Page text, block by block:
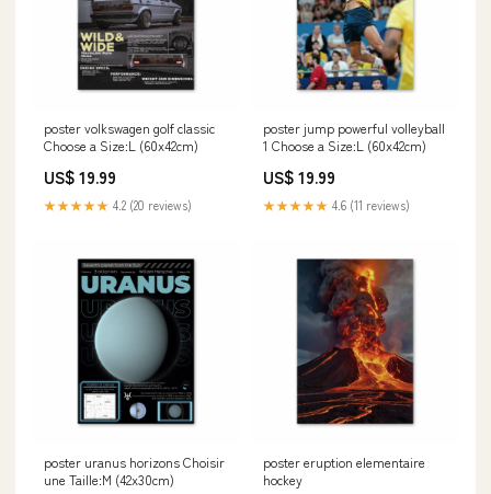
poster volkswagen golf classic
Choose a Size:L (60x42cm)
US$ 19.99
★★★★★ 4.2 (20 reviews)
poster jump powerful volleyball
1 Choose a Size:L (60x42cm)
US$ 19.99
★★★★★ 4.6 (11 reviews)
poster uranus horizons Choisir
une Taille:M (42x30cm)
poster eruption elementaire
hockey